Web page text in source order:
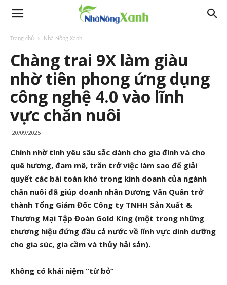
Trang chủ Nhà Nông Xanh
Chàng trai 9X làm giàu
nhờ tiên phong ứng dụng
công nghệ 4.0 vào lĩnh
vực chăn nuôi
20/09/2025
Chính nhờ tình yêu sâu sắc dành cho gia đình và cho
quê hương, đam mê, trăn trở việc làm sao để giải
quyết các bài toán khó trong kinh doanh của ngành
chăn nuôi đã giúp doanh nhân Dương Văn Quân trở
thành Tổng Giám Đốc Công ty TNHH Sản Xuất &
Thương Mại Tập Đoàn Gold King (một trong những
thương hiệu đứng đầu cả nước về lĩnh vực dinh dưỡng
cho gia súc, gia cầm và thủy hải sản).
Không có khái niệm “từ bỏ”